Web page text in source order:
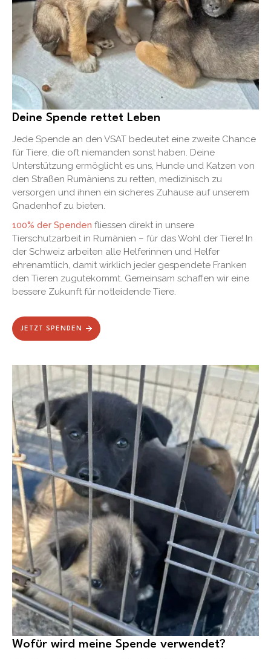
Deine Spende rettet Leben
Jede Spende an den VSAT bedeutet eine zweite Chance
für Tiere, die oft niemanden sonst haben. Deine
Unterstützung ermöglicht es uns, Hunde und Katzen von
den Straßen Rumäniens zu retten, medizinisch zu
versorgen und ihnen ein sicheres Zuhause auf unserem
Gnadenhof zu bieten.
100% der Spenden fliessen direkt in unsere
Tierschutzarbeit in Rumänien – für das Wohl der Tiere! In
der Schweiz arbeiten alle Helferinnen und Helfer
ehrenamtlich, damit wirklich jeder gespendete Franken
den Tieren zugutekommt. Gemeinsam schaffen wir eine
bessere Zukunft für notleidende Tiere.
JETZT SPENDEN
Wofür wird meine Spende verwendet?